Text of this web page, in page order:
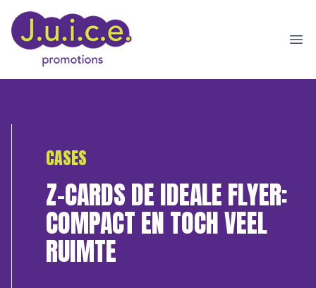
CASES
Z-CARDS DE IDEALE FLYER:
COMPACT EN TOCH VEEL
RUIMTE